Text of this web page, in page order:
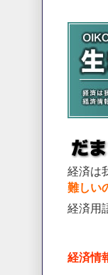
経済は
難しい
経済用
経済情